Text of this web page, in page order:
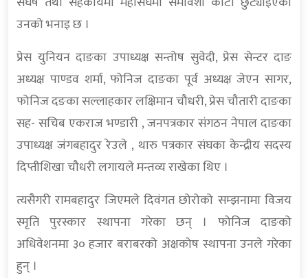
उनको भनाइ छ ।
प्रेस युनियन दाङका उपाध्यक्ष सन्तोष सुवेदी, प्रेस सेन्टर दाङ
अध्यक्ष पाण्डव शर्मा, फोनिज दाङका पूर्व अध्यक्ष जेएन सागर,
फोनिज दङका सल्लाहकार लक्षिमान चौधरी, प्रेस चौतारी दाङका
सह- सचिब एकराज भण्डारी , जनपत्रकार संगठन नेपाल दाङका
उपाध्यक्ष जंगबहादुर रेउले , थारु पत्रकार संघका केन्द्रीय सदस्य
दिप्तीशिखा चौधरी लगायले मन्तव्य राखेका थिए ।
त्यसैगरी रामबहादुर जिएमले दिवंगत छोरोको सम्झनामा विजय
स्मृति पुरस्कार स्थापना गरेका छन् । फोनिज दाङको
अधिवेशनमा ३० हजार बराबरको अक्षकोष स्थापना उनले गरेका
हुन् ।